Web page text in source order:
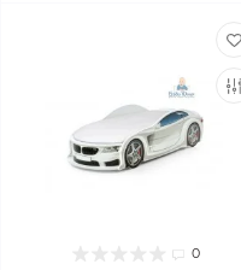
0